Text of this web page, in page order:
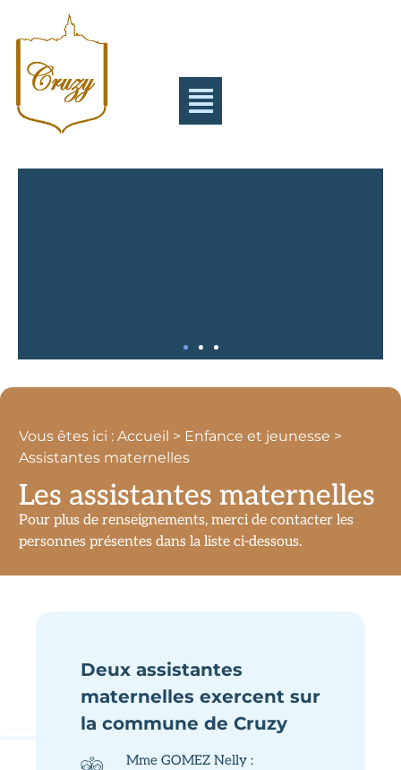
Elles se font via le site internet
INSCRIPTIONS
Vous êtes ici : Accueil > Enfance et jeunesse >
Assistantes maternelles
Les assistantes maternelles
Pour plus de renseignements, merci de contacter les
personnes présentes dans la liste ci-dessous.
Deux assistantes
maternelles exercent sur
la commune de Cruzy
Mme GOMEZ Nelly :